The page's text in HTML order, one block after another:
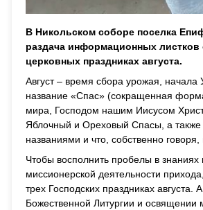
В Никольском соборе поселка
раздача информационных
церковных праздниках августа.
Август – время сбора урожая,
название «Спас» (сокращенная
мира, Господом нашим Иисусом
Яблочный и Ореховый Спасы, а также
названиями и что, собственно
Чтобы восполнить пробелы в знаниях
миссионерской деятельности
трех Господских праздниках
Божественной Литургии и освящении